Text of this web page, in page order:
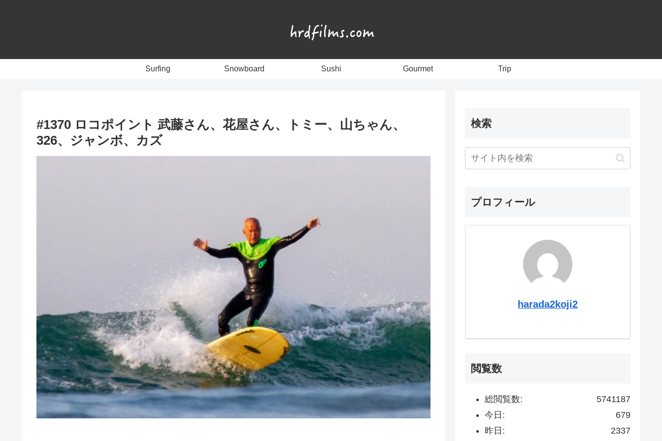
Surfing Snowboard Sushi Gourmet Trip
#1370 ロコポイント 武藤さん、花屋さん、トミー、山ちゃん、
326、ジャンボ、カズ
検索
プロフィール
harada2koji2
閲覧数
5741187
総閲覧数:
679
今日:
2337
昨日: